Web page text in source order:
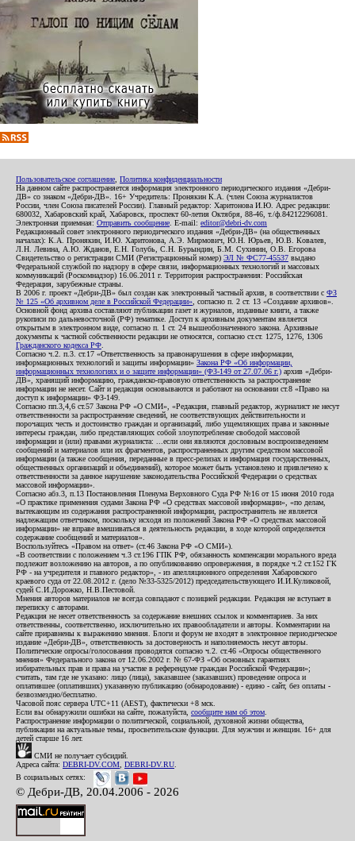
Пользовательское соглашение Политика конфиденциальности
На данном сайте распространяется информация электронного периодического издания «Дебри-
ДВ» со знаком «Дебри-ДВ». 16+ Учредитель: Пронякин К.А. (член Союза журналистов
России, член Союза писателей России). Главный редактор: Харитонова И.Ю. Адрес редакции:
680032, Хабаровский край, Хабаровск, проспект 60-летия Октября, 88-46, т./ф.84212296081.
Электронная приемная: Отправить сообщение . E-mail: editor@debri-dv.com
Редакционный совет электронного периодического издания «Дебри-ДВ» (на общественных
началах): К.А. Пронякин, И.Ю. Харитонова, А.Э. Мирмович, Ю.Н. Юрьев, Ю.В. Ковалев,
Л.Н. Левина, А.Ю. Жданов, Е.Н. Голубь, С.Н. Бурындин, Б.М. Сухинин, О.В. Егорова
Свидетельство о регистрации СМИ (Регистрационный номер) ЭЛ № ФС77-45537 выдано
Федеральной службой по надзору в сфере связи, информационных технологий и массовых
коммуникаций (Роскомнадзор) 16.06.2011 г. Территория распространения: Российская
Федерация, зарубежные страны.
В 2006 г. проект «Дебри-ДВ» был создан как электронный частный архив, в соответствии с ФЗ
№ 125 «Об архивном деле в Российской Федерации» , согласно п. 2 ст. 13 «Создание архивов».
Основной фонд архива составляют публикации газет и журналов, изданные книги, а также
рукописи по дальневосточной (РФ) тематике. Доступ к архивным документам является
открытым в электронном виде, согласно п. 1 ст. 24 вышеобозначенного закона. Архивные
документы к частной собственности редакции не относятся, согласно ст.ст. 1275, 1276, 1306
Гражданского кодекса РФ
Согласно ч.2. п.3. ст.17 «Ответственность за правонарушения в сфере информации,
информационных технологий и защиты информации» Закона РФ «Об информации,
информационных технологиях и о защите информации» (ФЗ-149 от 27.07.06 г.) архив «Дебри-
ДВ», хранящий информацию, гражданско-правовую ответственность за распространение
информации не несет. Сайт и редакция основываются и работают на основании ст.8 «Право на
доступ к информации» ФЗ-149.
Согласно пп.3,4,6 ст.57 Закона РФ «О СМИ», «Редакция, главный редактор, журналист не несут
ответственности за распространение сведений, не соответствующих действительности и
порочащих честь и достоинство граждан и организаций, либо ущемляющих права и законные
интересы граждан, либо представляющих собой злоупотребление свободой массовой
информации и (или) правами журналиста: ...если они являются дословным воспроизведением
сообщений и материалов или их фрагментов, распространенных другим средством массовой
информации (а также сообщения, переданные в пресс-релизах и информация государственных,
общественных организаций и объединений), которое может быть установлено и привлечено к
ответственности за данное нарушение законодательства Российской Федерации о средствах
массовой информации».
Согласно абз.3, п.13 Постановления Пленума Верховного Суда РФ №16 от 15 июня 2010 года
«О практике применения судами Закона РФ «О средствах массовой информации», «по делам,
вытекающим из содержания распространенной информации, распространитель не является
надлежащим ответчиком, поскольку исходя из положений Закона РФ «О средствах массовой
информации» не вправе вмешиваться в деятельность редакции, в ходе которой определяется
содержание сообщений и материалов».
Воспользуйтесь «Правом на ответ» (ст.46 Закона РФ «О СМИ»).
«В соответствии с положением ч.3 ст.196 ГПК РФ, обязанность компенсации морального вреда
подлежит возложению на авторов, а по опубликованию опровержения, в порядке ч.2 ст.152 ГК
РФ - на учредителя и главного редактор», - из апелляционного определения Хабаровского
краевого суда от 22.08.2012 г. (дело №33-5325/2012) председательствующего И.И.Куликовой,
судей С.И.Дорожко, Н.В.Пестовой.
Мнения авторов материалов не всегда совпадают с позицией редакции. Редакция не вступает в
переписку с авторами.
Редакция не несет ответственность за содержание внешних ссылок и комментариев. За них
ответственны, соответственно, исключительно их правообладатели и авторы. Комментарии на
сайте приравнены к выражению мнения. Блоги и форум не входят в электронное периодическое
издание «Дебри-ДВ», ответственность за достоверность и наполняемость несут авторы.
Политические опросы/голосования проводятся согласно ч.2. ст.46 «Опросы общественного
мнения» Федерального закона от 12.06.2002 г. № 67-ФЗ «Об основных гарантиях
избирательных прав и права на участие в референдуме граждан Российской Федерации»;
считать, там где не указано: лицо (лица), заказавшее (заказавших) проведение опроса и
оплатившее (оплативших) указанную публикацию (обнародование) - едино - сайт, без оплаты -
безвозмездно/бесплатно.
Часовой пояс сервера UTC+11 (AEST), фактически +8 мск.
Если вы обнаружили ошибки на сайте, пожалуйста, сообщите нам об этом
Распространение информации о политической, социальной, духовной жизни общества,
публикации на актуальные темы, просветительские функции. Для мужчин и женщин. 16+ для
детей старше 16 лет.
СМИ не получает субсидий.
Адреса сайта: DEBRI-DV.COM DEBRI-DV.RU
В социальных сетях:
© Дебри-ДВ, 20.04.2006 - 2026